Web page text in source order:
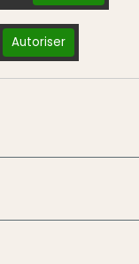
Autoriser